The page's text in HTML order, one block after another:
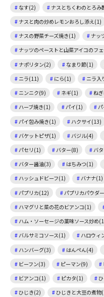
なす(2)
ナスとちくわのとろみ
ナスと肉の炒めレモンおろし添え(1)
ナスの野菜チーズ焼き(1)
ナッ
ナッツのペーストと山菜アイコのフ
ナポリタン(2)
なまり節(1)
ニラ(11)
にら(1) ニラ入
ニンニク(9)
ネギ(1) ね
ハーブ焼き(1)
パイ(1)
パイ包み焼き(1)
ハクサイ(13)
バケットピザ(1)
バジル(4)
パセリ(1)
バター(8) バ
バター醤油(3)
はちみつ(1)
ハッシュドビーフ(1)
バナナ(1)
パプリカ(12)
パプリカパウダ
ハマグリと菜の花のビアンコ(1)
ハム・ソーセージの薬味ソース炒め
バルサミコソース(1)
ハロウィ
ハンバーグ(3)
はんぺん(4)
ビーフン(3)
ピーマン(9)
ビアンコ(1)
ピカタ(1)
ひじき(2)
ひじきと大豆の煮物